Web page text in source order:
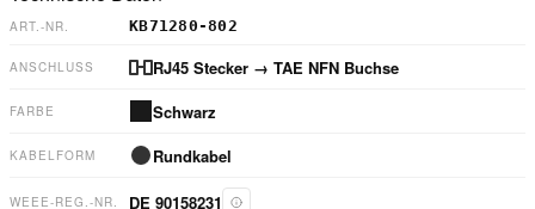
ART.-NR. KB71280-802
ANSCHLUSS RJ45 Stecker → TAE NFN Buchse
FARBE Schwarz
KABELFORM Rundkabel
WEEE-REG.-NR. DE 90158231